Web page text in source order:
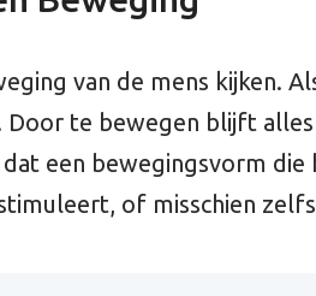
van de mens kijken.
Door te bewegen blijft
een bewegingsvorm
of misschien